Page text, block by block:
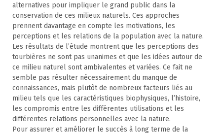
alternatives pour impliquer le grand public dans la
conservation de ces milieux naturels. Ces approches
prennent davantage en compte les motivations, les
perceptions et les relations de la population avec la nature.
Les résultats de l’étude montrent que les perceptions des
tourbières ne sont pas unanimes et que les idées autour de
ce milieu naturel sont ambivalentes et variées. Ce fait ne
semble pas résulter nécessairement du manque de
connaissances, mais plutôt de nombreux facteurs liés au
milieu tels que les caractéristiques biophysiques, l’histoire,
les compromis entre les différentes utilisations et les
différentes relations personnelles avec la nature.
Pour assurer et améliorer le succès à long terme de la